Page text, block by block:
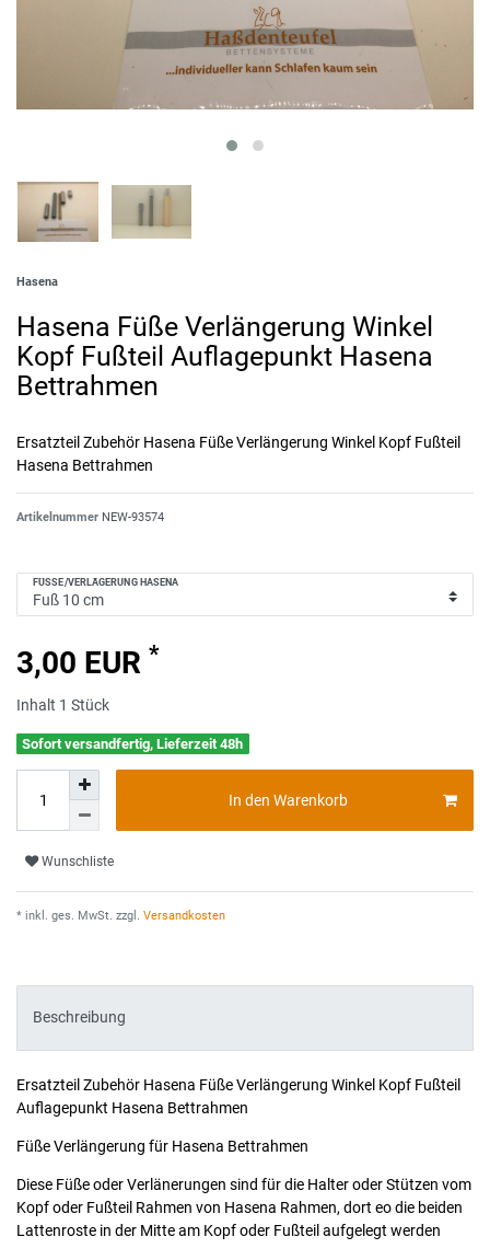
Hasena
Hasena Füße Verlängerung Winkel
Kopf Fußteil Auflagepunkt Hasena
Bettrahmen
Ersatzteil Zubehör Hasena Füße Verlängerung Winkel Kopf Fußteil
Hasena Bettrahmen
Artikelnummer NEW-93574
FÜSSE/VERLÄGERUNG HASENA
3,00 EUR *
Inhalt 1 Stück
Sofort versandfertig, Lieferzeit 48h
In den Warenkorb
Wunschliste
* inkl. ges. MwSt. zzgl. Versandkosten
Beschreibung
Ersatzteil Zubehör Hasena Füße Verlängerung Winkel Kopf Fußteil
Auflagepunkt Hasena Bettrahmen
Füße Verlängerung für Hasena Bettrahmen
Diese Füße oder Verlänerungen sind für die Halter oder Stützen vom
Kopf oder Fußteil Rahmen von Hasena Rahmen, dort eo die beiden
Lattenroste in der Mitte am Kopf oder Fußteil aufgelegt werden